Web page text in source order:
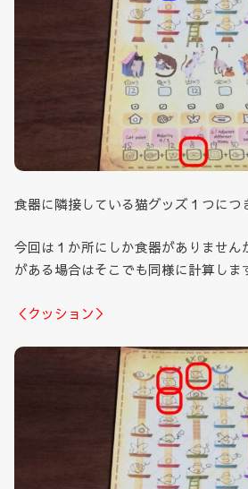
食器に隣接している猫グッズ１つにつ
今回は１か所にしか食器がありません
がある場合はそこでも同様に計算しま
＜クッション＞